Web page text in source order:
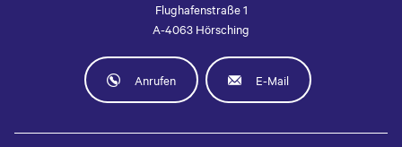
Flughafenstraße 1
A-4063 Hörsching
Anrufen E-Mail